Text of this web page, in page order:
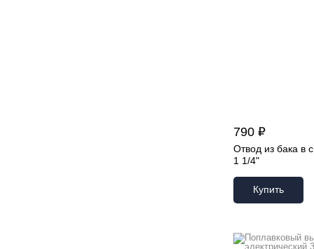
790 ₽
Отвод из бака в
1 1/4"
Купить